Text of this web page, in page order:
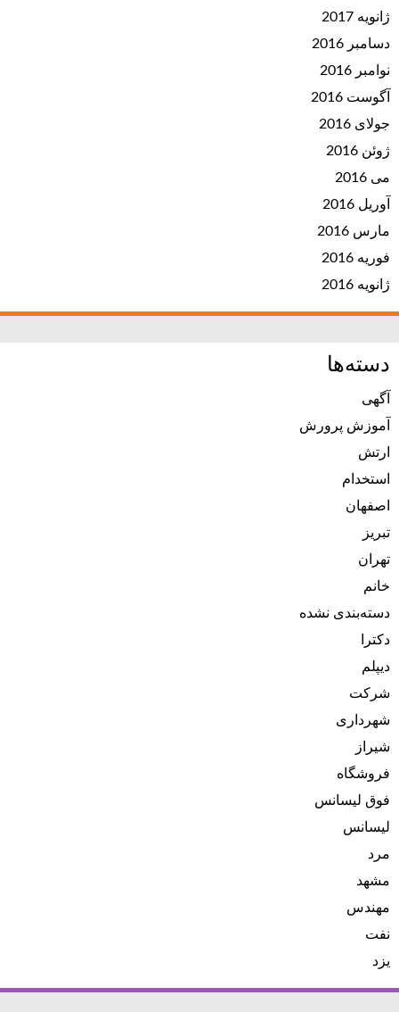
ژانویه 2017
دسامبر 2016
نوامبر 2016
آگوست 2016
جولای 2016
ژوئن 2016
می 2016
آوریل 2016
مارس 2016
فوریه 2016
ژانویه 2016
دسته‌ها
آگهی
آموزش پرورش
ارتش
استخدام
اصفهان
تبریز
تهران
خانم
دسته‌بندی نشده
دکترا
دیپلم
شرکت
شهرداری
شیراز
فروشگاه
فوق لیسانس
لیسانس
مرد
مشهد
مهندس
نفت
یزد